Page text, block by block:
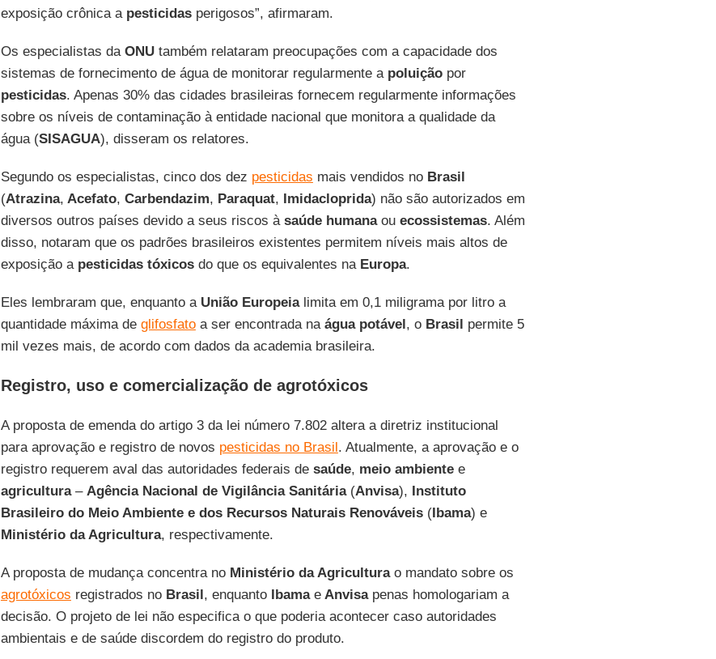
exposição crônica a pesticidasperigosos”, afirmaram.
Os especialistas da ONUtambém relataram preocupações com a capacidade dos
sistemas de fornecimento de água de monitorar regularmente apoluiçãopor
pesticidas. Apenas 30% das cidades brasileiras fornecem regularmente informações
sobre os níveis de contaminação à entidade nacional que monitora a qualidade da
água (SISAGUA), disseram os relatores.
Segundo os especialistas, cinco dos dez pesticidas mais vendidos no Brasil
(Atrazina, Acefato, Carbendazim, Paraquat, Imidacloprida) não são autorizados em
diversos outros países devido a seus riscos à saúde humana ouecossistemas. Além
disso, notaram que os padrões brasileiros existentes permitem níveis mais altos de
exposição a pesticidas tóxicosdo que os equivalentes na Europa.
Eles lembraram que, enquanto a União Europeialimita em 0,1 miligrama por litro a
quantidade máxima de glifosfatoa ser encontrada naágua potável, oBrasil permite 5
mil vezes mais, de acordo com dados da academia brasileira.
Registro, uso e comercialização de agrotóxicos
A proposta de emenda do artigo 3 da lei número 7.802 altera a diretriz institucional
para aprovação e registro de novos pesticidas no Brasil. Atualmente, a aprovação e o
registro requerem aval das autoridades federais de saúde, meio ambiente e
agricultura– Agência Nacional de Vigilância Sanitária (Anvisa), Instituto
Brasileiro do Meio Ambiente e dos Recursos Naturais Renováveis (Ibama) e
Ministério da Agricultura, respectivamente.
A proposta de mudança concentra no Ministério da Agriculturao mandato sobre os
agrotóxicos registrados no Brasil, enquanto Ibama eAnvisapenas homologariam a
decisão. O projeto de lei não especifica o que poderia acontecer caso autoridades
ambientais e de saúde discordem do registro do produto.